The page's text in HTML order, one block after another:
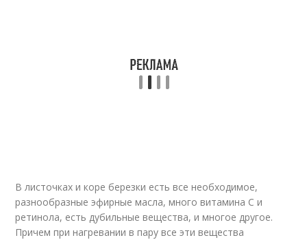
В листочках и коре березки есть все необходимое,
разнообразные эфирные масла, много витамина С и
ретинола, есть дубильные вещества, и многое другое.
Причем при нагревании в пару все эти вещества